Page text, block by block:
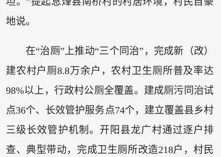
地说。
在“治厕”上推动“三个同治”，完成新（改）
建农村户厕8.8万余户，农村卫生厕所普及率达
98%以上，行政村公厕全覆盖。建成厕污同治试
点36个、长效管护服务点74个，建立覆盖县乡村
三级长效管护机制。开阳县龙广村通过逐户排
查、典型带动，完成卫生厕所改造218户，村民